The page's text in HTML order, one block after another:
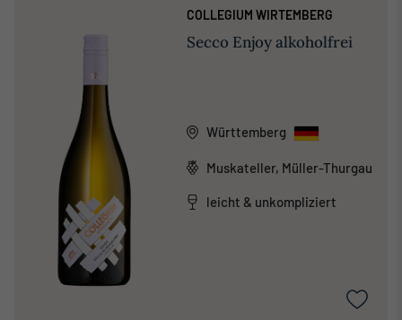
COLLEGIUM WIRTEMBERG
Secco Enjoy alkoholfrei
Württemberg
Muskateller, Müller-Thurgau
leicht & unkompliziert